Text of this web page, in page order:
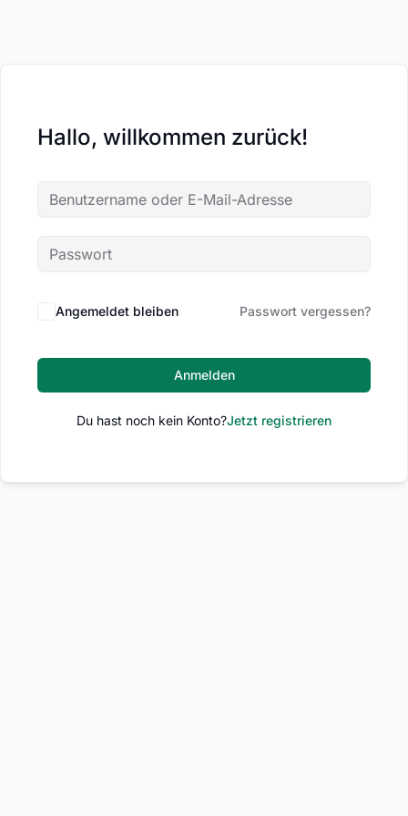
Hallo, willkommen zurück!
Angemeldet bleiben Passwort vergessen?
Anmelden
Du hast noch kein Konto?Jetzt registrieren